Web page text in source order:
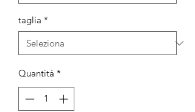
taglia *
Quantità *